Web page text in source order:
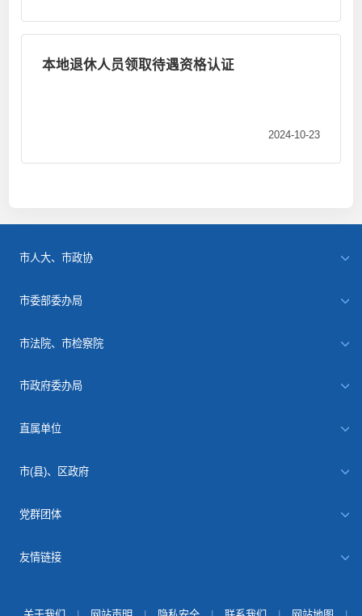
本地退休人员领取待遇资格认证
2024-10-23
市人大、市政协
市委部委办局
市法院、市检察院
市政府委办局
直属单位
市(县)、区政府
党群团体
友情链接